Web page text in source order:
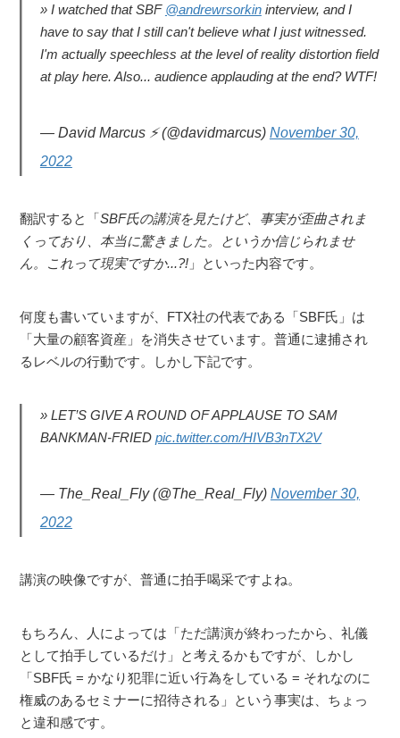
I watched that SBF @andrewrsorkininterview, and I
have to say that I still can't believe what I just witnessed.
I'm actually speechless at the level of reality distortion field
at play here. Also... audience applauding at the end? WTF!
— David Marcus ⚡ (@davidmarcus) November 30,
2022
翻訳すると「SBF氏の講演を見たけど、事実が歪曲されま
くっており、本当に驚きました。というか信じられませ
ん。これって現実ですか...?! 」といった内容です。
何度も書いていますが、FTX社の代表である「SBF氏」は
「大量の顧客資産」を消失させています。普通に逮捕され
るレベルの行動です。しかし下記です。
LET’S GIVE A ROUND OF APPLAUSE TO SAM
BANKMAN-FRIED pic.twitter.com/HIVB3nTX2V
— The_Real_Fly (@The_Real_Fly) November 30,
2022
講演の映像ですが、普通に拍手喝采ですよね。
もちろん、人によっては「ただ講演が終わったから、礼儀
として拍手しているだけ」と考えるかもですが、しかし
「SBF氏 = かなり犯罪に近い行為をしている = それなのに
権威のあるセミナーに招待される」という事実は、ちょっ
と違和感です。